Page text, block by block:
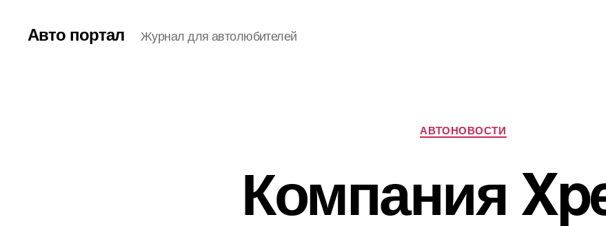
Авто портал Журнал для автолюбителей
Рубрики
АВТОНОВОСТИ
Компания